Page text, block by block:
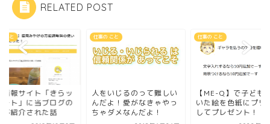
RELATED POST
こと
いじるのって難しい
よ！愛がなきゃやっ
ダメなんだよ！
仕事の こと
【ME-Q】で子どもの描
いた絵を色紙にプリント
してプレゼント！
仕事の こと
介護情報サイト「き
コノート」に当ブロ
記事が紹介された話